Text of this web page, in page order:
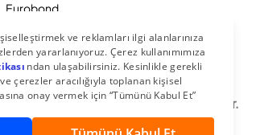
Eurobond
Tahvil ve Bono
Değerler AŞ. Tüm Hakları Saklıdır.